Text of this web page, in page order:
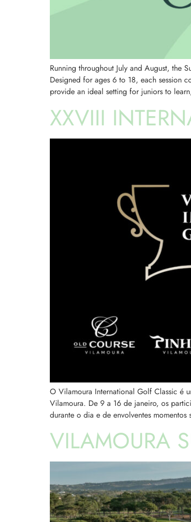
Running throughout July and August, the
Designed for ages 6 to 18, each session
provide an ideal setting for juniors to
XXVIII
O Vilamoura International Golf Classic é
Vilamoura. De 9 a 16 de janeiro, os
durante o dia e de envolventes
VILAMOURA